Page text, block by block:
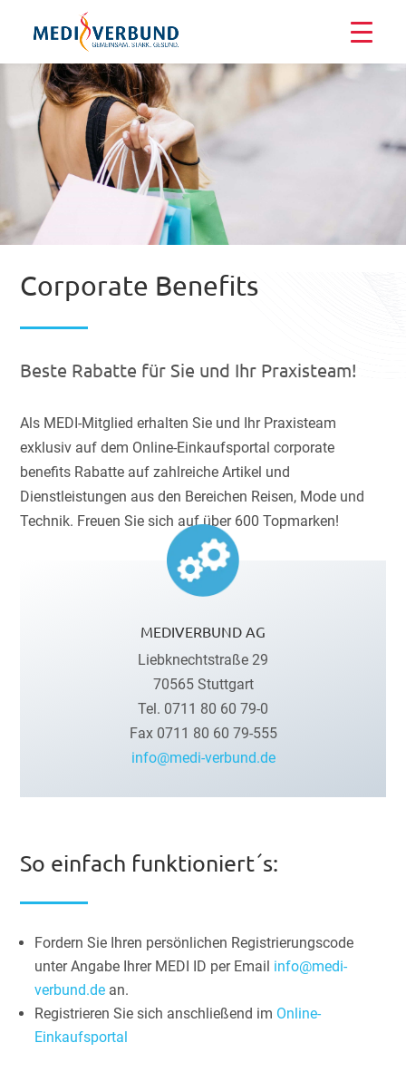
Corporate Benefits
Beste Rabatte für Sie und Ihr Praxisteam!
Als MEDI-Mitglied erhalten Sie und Ihr Praxisteam
exklusiv auf dem Online-Einkaufsportal corporate
benefits Rabatte auf zahlreiche Artikel und
Dienstleistungen aus den Bereichen Reisen, Mode und
Technik. Freuen Sie sich auf über 600 Topmarken!
MEDIVERBUND AG
Liebknechtstraße 29
70565 Stuttgart
Tel. 0711 80 60 79-0
Fax 0711 80 60 79-555
info@medi-verbund.de
So einfach funktioniert´s:
Fordern Sie Ihren persönlichen Registrierungscode
unter Angabe Ihrer MEDI ID per Email info@medi-
verbund.de an.
Registrieren Sie sich anschließend im Online-
Einkaufsportal